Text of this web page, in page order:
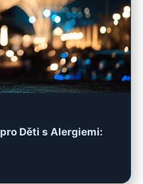
Děti s Alergiemi: